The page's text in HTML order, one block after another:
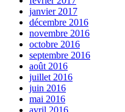
janvier 2017
décembre 2016
novembre 2016
octobre 2016
septembre 2016
août 2016
juillet 2016
juin 2016
mai 2016
avril 2016